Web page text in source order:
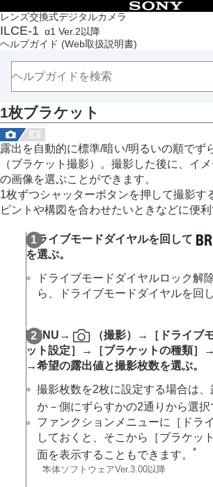
レンズ交換式デジタルカメラ
ILCE-1 α1 Ver.2以降
ヘルプガイド (Web取扱説明書)
目次
トップページ
ヘルプガイドの使いかた
本体と付属品を確認する
本機の基本操作
準備/基本的な撮影
MENU一覧から機能を探す
撮影機能を活用する
この章の目次
撮影モードを選ぶ
フォーカス（ピント）を合わせる
顔/瞳AF
露出/測光を調整する
ISO感度を選ぶ
ホワイトバランス
画像に効果を加える
ドライブモードを使う（連写/セルフ
連続撮影
連続撮影の速度
セルフタイマー（1枚）
セルフタイマー（連続）
セルフタイマーの種類
連続ブラケット
1枚ブラケット
ブラケット撮影時のインジケータ
フォーカスブラケット
ホワイトバランスブラケット
DROブラケット
1枚ブラケット
露出を自動的に標準/暗い/明るいの順でず
（ブラケット撮影）。撮影した後に、イ
の画像を選ぶことができます。
1枚ずつシャッターボタンを押して撮影す
ピントや構図を合わせたいときなどに便利
ドライブモードダイヤルを回して
を選ぶ。
ドライブモードダイヤルロック解
ら、ドライブモードダイヤルを回
MENU → （撮影）→ ［ドライブ
ット設定］
→ ［ブラケットの種類］ →
→希望の露出値と撮影枚数を選ぶ。
撮影枚数を2枚に設定する場合は
か－側にずらすかの2通りから選択
ファンクションメニューに ［ドラ
しておくと、そこから
［ブラケッ
面を表示することもできます。 *
*本体ソフトウェアVer.3.00以降